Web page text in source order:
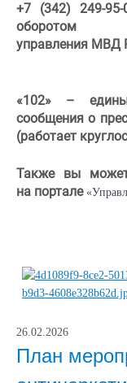
+7 (342) 249-
оборотом
управления МВД
«102» –
сообщения о
(работает
Также вы
на портале
26.02.2026
План